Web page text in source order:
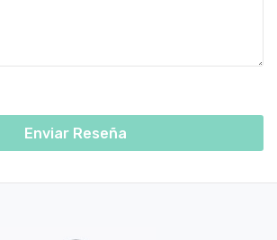
Enviar Reseña